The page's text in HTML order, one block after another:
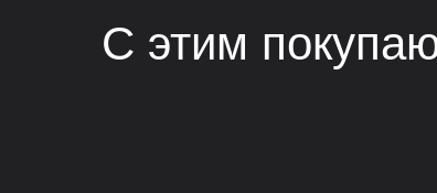
С этим